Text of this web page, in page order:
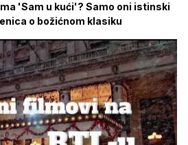
'Sam u kući'? Samo oni istinski
o božićnom klasiku